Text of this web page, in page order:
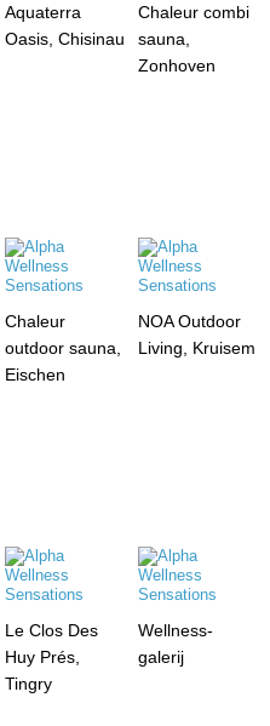
Aquaterra
Oasis, Chisinau
Chaleur combi
sauna,
Zonhoven
Chaleur
outdoor sauna,
Eischen
NOA Outdoor
Living, Kruisem
Le Clos Des
Huy Prés,
Tingry
Wellness-
galerij